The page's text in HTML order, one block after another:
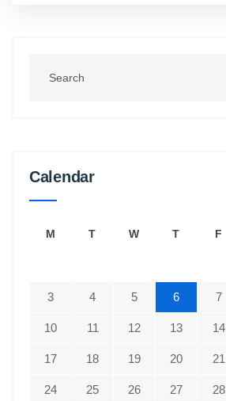
Calendar
M T W T F
3 4 5 6 7
10 11 12 13 14
17 18 19 20 21
24 25 26 27 28